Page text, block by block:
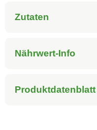
Zutaten
Nährwert-Info
Produktdatenblatt